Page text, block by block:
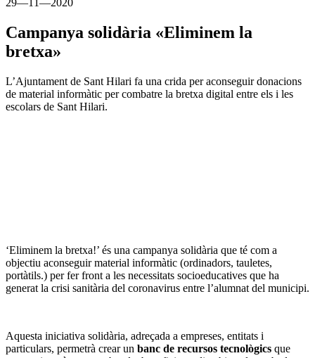
29—11—2020
Campanya solidària «Eliminem la
bretxa»
L’Ajuntament de Sant Hilari fa una crida per aconseguir donacions
de material informàtic per combatre la bretxa digital entre els i les
escolars de Sant Hilari.
‘Eliminem la bretxa!’ és una campanya solidària que té com a
objectiu aconseguir material informàtic (ordinadors, tauletes,
portàtils.) per fer front a les necessitats socioeducatives que ha
generat la crisi sanitària del coronavirus entre l’alumnat del municipi.
Aquesta iniciativa solidària, adreçada a empreses, entitats i
particulars, permetrà crear un banc de recursos tecnològics que